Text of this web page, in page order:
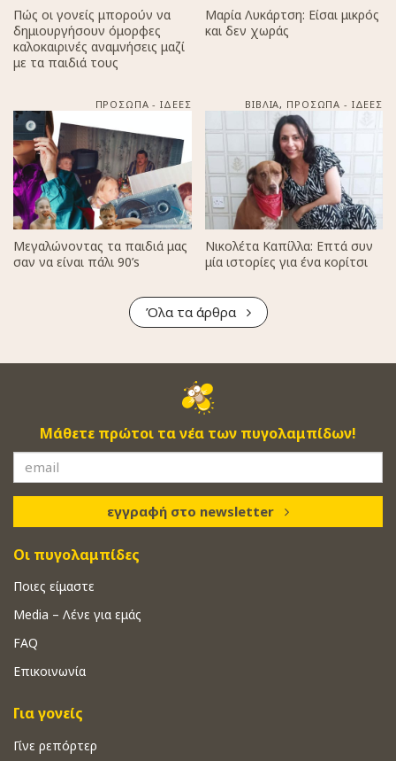
Πώς οι γονείς μπορούν να
δημιουργήσουν όμορφες
καλοκαιρινές αναμνήσεις μαζί
με τα παιδιά τους
Μαρία Λυκάρτση: Είσαι μικρός
και δεν χωράς
ΠΡΟΣΩΠΑ - ΙΔΕΕΣ
Μεγαλώνοντας τα παιδιά μας
σαν να είναι πάλι 90’s
ΒΙΒΛΙΑ, ΠΡΟΣΩΠΑ - ΙΔΕΕΣ
Νικολέτα Καπίλλα: Επτά συν
μία ιστορίες για ένα κορίτσι
Όλα τα άρθρα
Μάθετε πρώτοι τα νέα των πυγολαμπίδων!
εγγραφή στο newsletter
Οι πυγολαμπίδες
Ποιες είμαστε
Media – Λένε για εμάς
FAQ
Επικοινωνία
Για γονείς
Γίνε ρεπόρτερ